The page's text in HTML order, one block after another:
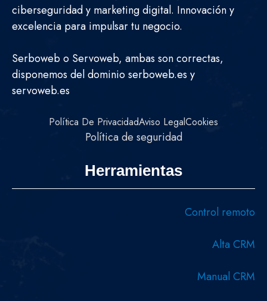
ciberseguridad y marketing digital. Innovación y
excelencia para impulsar tu negocio.
Serboweb o Servoweb, ambas son correctas,
disponemos del dominio serboweb.es y
servoweb.es
Política De PrivacidadAviso LegalCookies
Política de seguridad
Herramientas
Control remoto
Alta CRM
Manual CRM